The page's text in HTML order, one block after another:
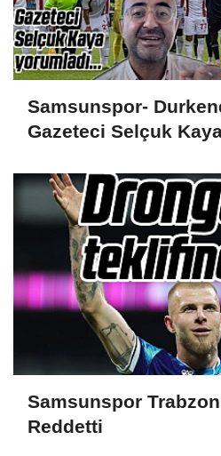
Samsunspor-
Gazeteci Selçuk
Samsunspor
Reddetti